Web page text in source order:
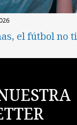
el fútbol no